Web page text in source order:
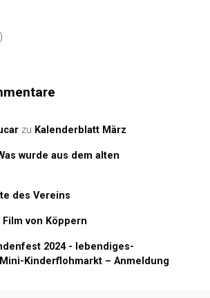
zu Kalenderblatt März
wurde aus dem alten
des Vereins
Film von Köppern
2024 - lebendiges-
Mini-Kinderflohmarkt – Anmeldung